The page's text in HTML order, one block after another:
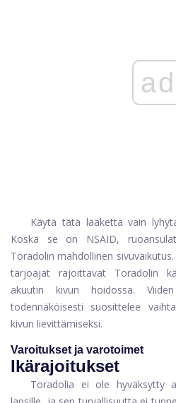
ad
Käytä tätä lääkettä vain
Koska se on NSAID,
Toradolin mahdollinen
tarjoajat rajoittavat Toradolin
akuutin kivun hoidossa.
todennäköisesti suosittelee
kivun lievittämiseksi.
Varoitukset ja varotoimet
Ikärajoitukset
Toradolia ei ole hyväksytty